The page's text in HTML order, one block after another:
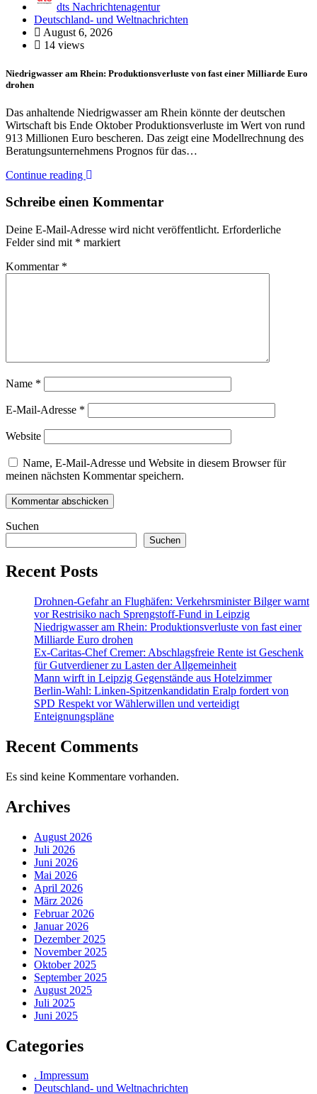
dts Nachrichtenagentur
Deutschland- und Weltnachrichten
August 6, 2026
14 views
Niedrigwasser am Rhein: Produktionsverluste von fast einer Milliarde Euro
drohen
Das anhaltende Niedrigwasser am Rhein könnte der deutschen
Wirtschaft bis Ende Oktober Produktionsverluste im Wert von rund
913 Millionen Euro bescheren. Das zeigt eine Modellrechnung des
Beratungsunternehmens Prognos für das…
Continue reading
Schreibe einen Kommentar
Deine E-Mail-Adresse wird nicht veröffentlicht. Erforderliche
Felder sind mit * markiert
Kommentar *
Name *
E-Mail-Adresse *
Website
Name, E-Mail-Adresse und Website in diesem Browser für
meinen nächsten Kommentar speichern.
Suchen
Suchen
Recent Posts
Drohnen-Gefahr an Flughäfen: Verkehrsminister Bilger warnt
vor Restrisiko nach Sprengstoff-Fund in Leipzig
Niedrigwasser am Rhein: Produktionsverluste von fast einer
Milliarde Euro drohen
Ex-Caritas-Chef Cremer: Abschlagsfreie Rente ist Geschenk
für Gutverdiener zu Lasten der Allgemeinheit
Mann wirft in Leipzig Gegenstände aus Hotelzimmer
Berlin-Wahl: Linken-Spitzenkandidatin Eralp fordert von
SPD Respekt vor Wählerwillen und verteidigt
Enteignungspläne
Recent Comments
Es sind keine Kommentare vorhanden.
Archives
August 2026
Juli 2026
Juni 2026
Mai 2026
April 2026
März 2026
Februar 2026
Januar 2026
Dezember 2025
November 2025
Oktober 2025
September 2025
August 2025
Juli 2025
Juni 2025
Categories
. Impressum
Deutschland- und Weltnachrichten